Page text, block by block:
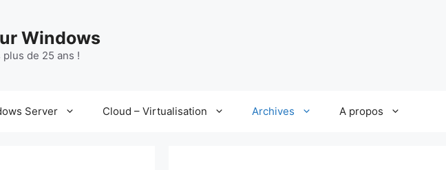
Windows
de 25 ans !
Server Cloud – Virtualisation Archives A propos